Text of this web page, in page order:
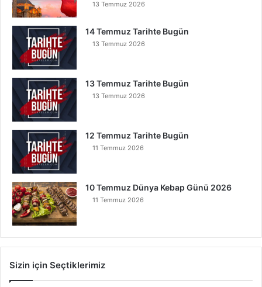
13 Temmuz 2026
14 Temmuz Tarihte Bugün
13 Temmuz 2026
13 Temmuz Tarihte Bugün
13 Temmuz 2026
12 Temmuz Tarihte Bugün
11 Temmuz 2026
10 Temmuz Dünya Kebap Günü 2026
11 Temmuz 2026
Sizin için Seçtiklerimiz